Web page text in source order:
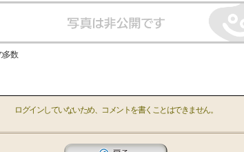
多数
ログインしていないため、コメントを書くことはできません。